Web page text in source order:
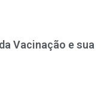
Vacinação e sua